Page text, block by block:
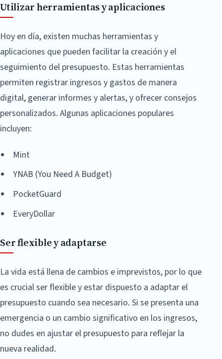
Utilizar herramientas y aplicaciones
Hoy en día, existen muchas herramientas y
aplicaciones que pueden facilitar la creación y el
seguimiento del presupuesto. Estas herramientas
permiten registrar ingresos y gastos de manera
digital, generar informes y alertas, y ofrecer consejos
personalizados. Algunas aplicaciones populares
incluyen:
Mint
YNAB (You Need A Budget)
PocketGuard
EveryDollar
Ser flexible y adaptarse
La vida está llena de cambios e imprevistos, por lo que
es crucial ser flexible y estar dispuesto a adaptar el
presupuesto cuando sea necesario. Si se presenta una
emergencia o un cambio significativo en los ingresos,
no dudes en ajustar el presupuesto para reflejar la
nueva realidad.